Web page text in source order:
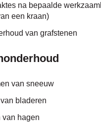
na bepaalde
een kraan)
van grafstenen
van sneeuw
bladeren
van hagen